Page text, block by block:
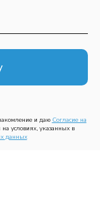
и даю Согласие на
условиях, указанных в
данных